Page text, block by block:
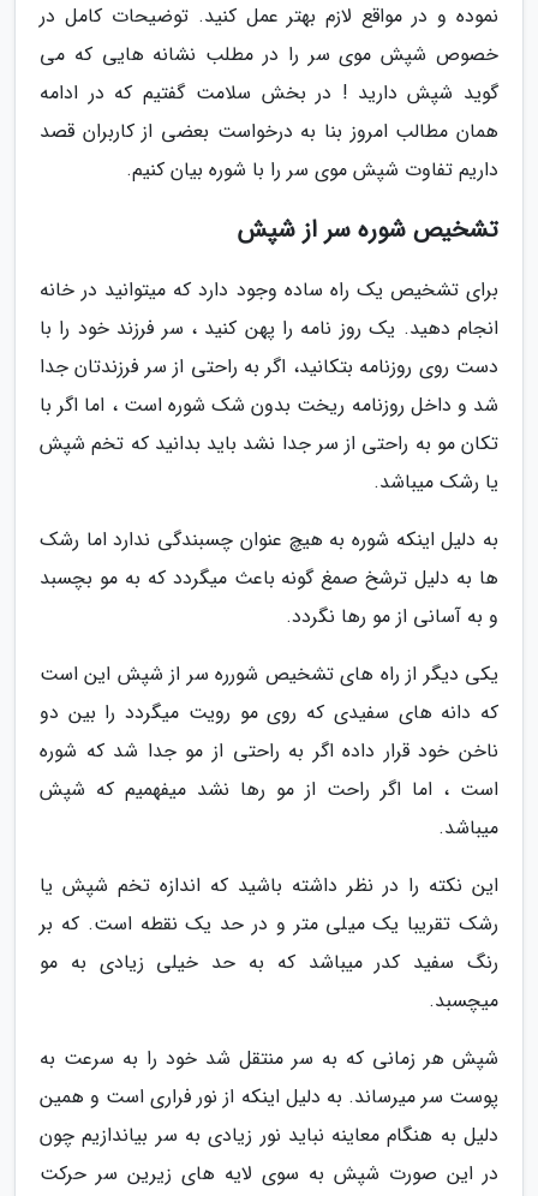
نموده و در مواقع لازم بهتر عمل کنید. توضیحات کامل در
خصوص شپش موی سر را در مطلب نشانه هایی که می
گوید شپش دارید ! در بخش سلامت گفتیم که در ادامه
همان مطالب امروز بنا به درخواست بعضی از کاربران قصد
داریم تفاوت شپش موی سر را با شوره بیان کنیم.
تشخیص شوره سر از شپش
برای تشخیص یک راه ساده وجود دارد که میتوانید در خانه
انجام دهید. یک روز نامه را پهن کنید ، سر فرزند خود را با
دست روی روزنامه بتکانید، اگر به راحتی از سر فرزندتان جدا
شد و داخل روزنامه ریخت بدون شک شوره است ، اما اگر با
تکان مو به راحتی از سر جدا نشد باید بدانید که تخم شپش
یا رشک میباشد.
به دلیل اینکه شوره به هیچ عنوان چسبندگی ندارد اما رشک
ها به دلیل ترشخ صمغ گونه باعث میگردد که به مو بچسبد
و به آسانی از مو رها نگردد.
یکی دیگر از راه های تشخیص شورره سر از شپش این است
که دانه های سفیدی که روی مو رویت میگردد را بین دو
ناخن خود قرار داده اگر به راحتی از مو جدا شد که شوره
است ، اما اگر راحت از مو رها نشد میفهمیم که شپش
میباشد.
این نکته را در نظر داشته باشید که اندازه تخم شپش یا
رشک تقریبا یک میلی متر و در حد یک نقطه است. که بر
رنگ سفید کدر میباشد که به حد خیلی زیادی به مو
میچسبد.
شپش هر زمانی که به سر منتقل شد خود را به سرعت به
پوست سر میرساند. به دلیل اینکه از نور فراری است و همین
دلیل به هنگام معاینه نباید نور زیادی به سر بیاندازیم چون
در این صورت شپش به سوی لایه های زیرین سر حرکت